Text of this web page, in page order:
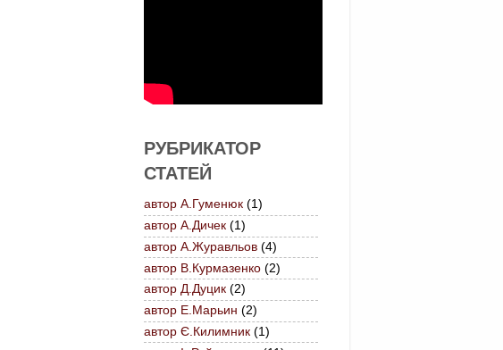
РУБРИКАТОР
СТАТЕЙ
автор А.Гуменюк (1)
автор А.Дичек (1)
автор А.Журавльов (4)
автор В.Курмазенко (2)
автор Д.Дуцик (2)
автор Е.Марьин (2)
автор Є.Килимник (1)